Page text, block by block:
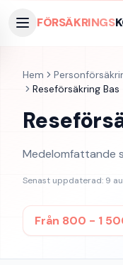
FÖRSÄKRINGS
Hem
Reseförsäkring Bas
Medelomfattande
Senast uppdaterad: 9
Från 800 - 1